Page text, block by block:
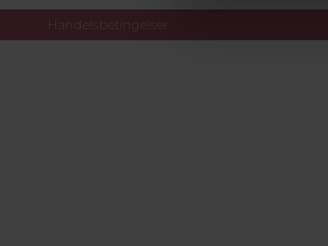
Handelsbetingelser